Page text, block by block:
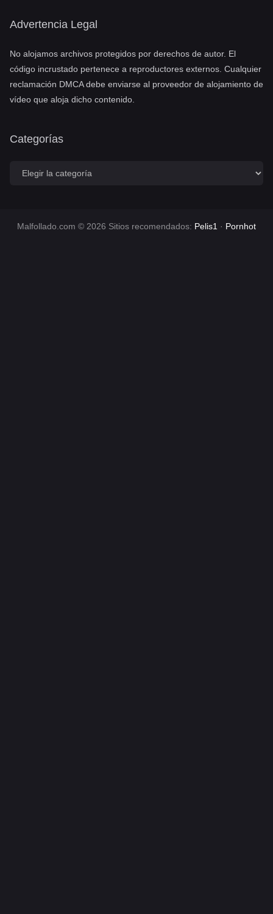
Advertencia Legal
No alojamos archivos protegidos por derechos de autor. El
código incrustado pertenece a reproductores externos. Cualquier
reclamación DMCA debe enviarse al proveedor de alojamiento de
vídeo que aloja dicho contenido.
Categorías
Malfollado.com © 2026 Sitios recomendados: Pelis1 · Pornhot